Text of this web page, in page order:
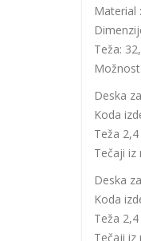
Material
Teža:
Deska
Koda
Teža
Tečaji iz
Deska
Koda
Teža
Tečaji iz